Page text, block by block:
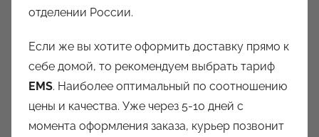
отделении России.
Если же вы хотите оформить доставку прямо к
себе домой, то рекомендуем выбрать тариф
EMS. Наиболее оптимальный по соотношению
цены и качества. Уже через 5-10 дней с
момента оформления заказа, курьер позвонит